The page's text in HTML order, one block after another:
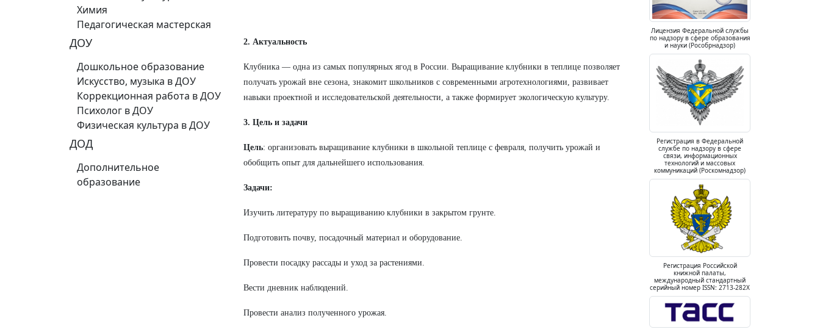
Химия
Педагогическая мастерская
ДОУ
Дошкольное образование
Искусство, музыка в ДОУ
Коррекционная работа в ДОУ
Психолог в ДОУ
Физическая культура в ДОУ
ДОД
Дополнительное
образование
2. Актуальность
Клубника — одна из самых популярных ягод в России. Выращивание клубники в теплице позволяет
получать урожай вне сезона, знакомит школьников с современными агротехнологиями, развивает
навыки проектной и исследовательской деятельности, а также формирует экологическую культуру.
3. Цель и задачи
Цель: организовать выращивание клубники в школьной теплице с февраля, получить урожай и
обобщить опыт для дальнейшего использования.
Задачи:
Изучить литературу по выращиванию клубники в закрытом грунте.
Подготовить почву, посадочный материал и оборудование.
Провести посадку рассады и уход за растениями.
Вести дневник наблюдений.
Провести анализ полученного урожая.
Лицензия Федеральной службы
по надзору в сфере образования
и науки (Рособрнадзор)
Регистрация в Федеральной
службе по надзору в сфере
связи, информационных
технологий и массовых
коммуникаций (Роскомнадзор)
Регистрация Российской
книжной палаты,
международный стандартный
серийный номер ISSN: 2713-282X